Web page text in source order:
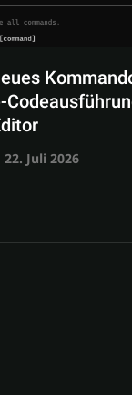
22. Juli 2026